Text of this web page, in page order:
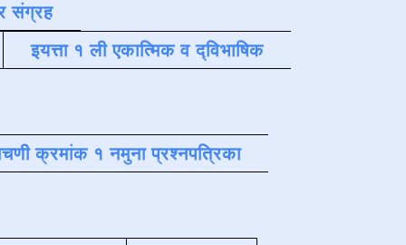
संग्रह
इयत्ता १ ली एकात्मिक व द्विभाषिक
क्रमांक १ नमुना प्रश्नपत्रिका